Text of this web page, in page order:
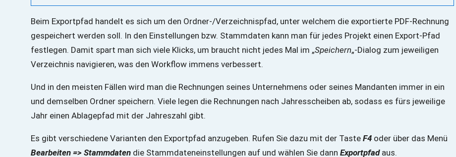
Beim Exportpfad handelt es sich um den Ordner-/Verzeichnispfad, unter welchem die exportierte PDF-Rechnung
gespeichert werden soll. In den Einstellungen bzw. Stammdaten kann man für jedes Projekt einen Export-Pfad
festlegen. Damit spart man sich viele Klicks, um braucht nicht jedes Mal im „Speichern„-Dialog zum jeweiligen
Verzeichnis navigieren, was den Workflow immens verbessert.
Und in den meisten Fällen wird man die Rechnungen seines Unternehmens oder seines Mandanten immer in ein
und demselben Ordner speichern. Viele legen die Rechnungen nach Jahresscheiben ab, sodass es fürs jeweilige
Jahr einen Ablagepfad mit der Jahreszahl gibt.
Es gibt verschiedene Varianten den Exportpfad anzugeben. Rufen Sie dazu mit der Taste F4oder über das Menü
Bearbeiten => Stammdatendie Stammdateneinstellungen auf und wählen Sie dann Exportpfad aus.